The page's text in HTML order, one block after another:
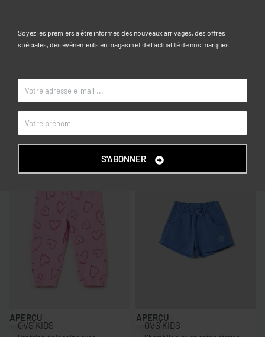
TAILLE 9-12, 12-18, 18-24, 24-30, 30-36
MARQUE
Articles similaires
-40% OFF
APERÇU
OVS KIDS
APERÇU
OVS KIDS
Soyez les premiers à être informés des nouveaux arrivages, des offres
spéciales, des événements en magasin et de l’actualité de nos marques.
S'ABONNER